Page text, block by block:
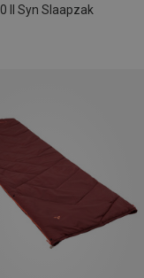
II Syn Slaapzak